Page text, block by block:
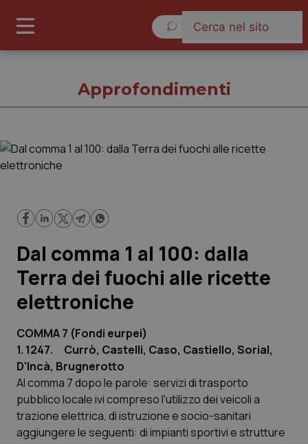
Governo e Parlamento
Regioni e Asl
Lavoro e Professioni
Scienza e Farmaci
Studi e Analisi
Lettere al direttore
Approfondimenti
Dal comma 1 al 100: dalla
Terra dei fuochi alle ricette
elettroniche
COMMA 7 (Fondi eurpei)
1. 1247. Currò, Castelli, Caso, Castiello, Sorial,
D'Incà, Brugnerotto
Al comma 7 dopo le parole: servizi di trasporto
pubblico locale ivi compreso l'utilizzo dei veicoli a
trazione elettrica, di istruzione e socio-sanitari
aggiungere le seguenti: di impianti sportivi e strutture